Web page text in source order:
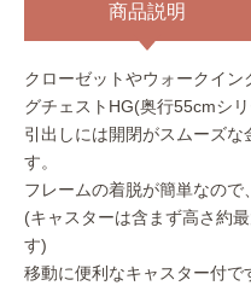
商品説明
クローゼットやウォークイ
グチェストHG(奥行55cmシリ
引出しには開閉がスムーズな
す。
フレームの着脱が簡単なので
(キャスターは含まず高さ約
す)
移動に便利なキャスター付で